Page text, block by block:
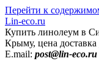
Перейти к
Lin-eco.ru
Купить линолеум в
Крыму, цена доставка
E.mail: post@lin-eco.ru